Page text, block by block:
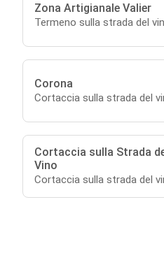
Zona Artigianale Valier
Termeno sulla strada del
Corona
Cortaccia sulla strada del
Cortaccia sulla Strada
Vino
Cortaccia sulla strada del